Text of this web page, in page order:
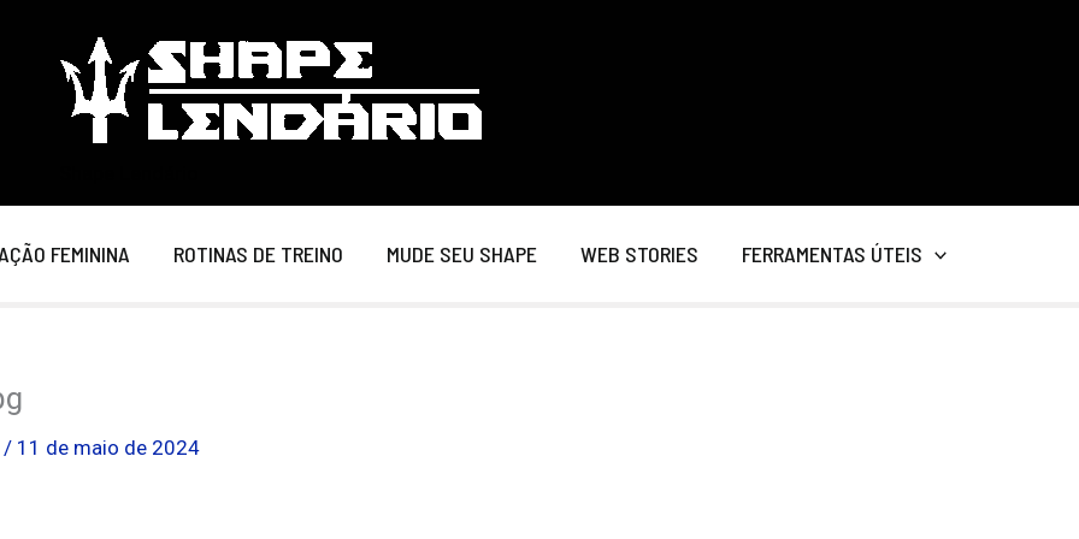
FEMININA ROTINAS DE TREINO MUDE SEU SHAPE WEB STORIES FERRAMENTAS ÚTEIS
/ 11 de maio de 2024